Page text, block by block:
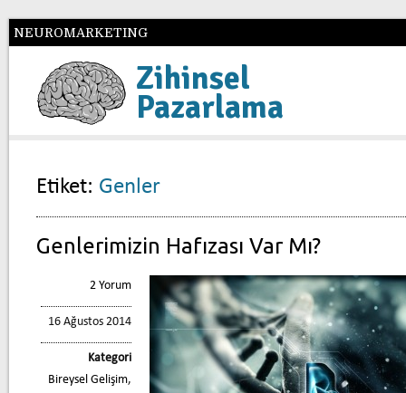
NEUROMARKETING
Zihinsel
Pazarlama
Etiket: Genler
Genlerimizin Hafızası Var Mı?
2 Yorum
16 Ağustos 2014
Kategori
Bireysel Gelişim,